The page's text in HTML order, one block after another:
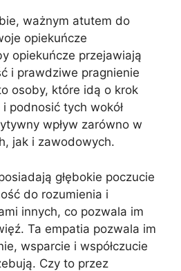
ważnym atutem do
opiekuńcze
opiekuńcze przejawiają
i prawdziwe pragnienie
osoby, które idą o krok
podnosić tych wokół
wpływ zarówno w
jak i zawodowych.
głębokie poczucie
do rozumienia i
innych, co pozwala im
Ta empatia pozwala im
wsparcie i współczucie
Czy to przez